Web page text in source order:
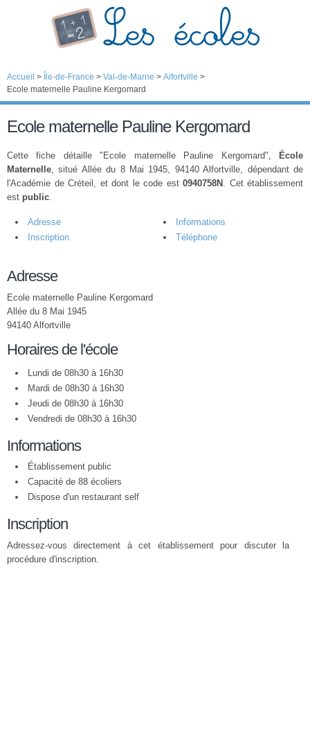
Accueil > Île-de-France > Val-de-Marne > Alfortville >
Ecole maternelle Pauline Kergomard
Ecole maternelle Pauline Kergomard
Cette fiche détaille "Ecole maternelle Pauline Kergomard",
École
Maternelle, situé Allée du 8 Mai 1945, 94140 Alfortville, dépendant de
l'Académie de Créteil, et dont le code est 0940758N . Cet établissement
est public.
Adresse
Informations
Inscription
Téléphone
Adresse
Ecole maternelle Pauline Kergomard
Allée du 8 Mai 1945
94140 Alfortville
Horaires de l'école
Lundi de 08h30 à 16h30
Mardi de 08h30 à 16h30
Jeudi de 08h30 à 16h30
Vendredi de 08h30 à 16h30
Informations
Établissement public
Capacité de 88 écoliers
Dispose d'un restaurant self
Inscription
Adressez-vous directement à cet établissement pour discuter la
procédure d'inscription.